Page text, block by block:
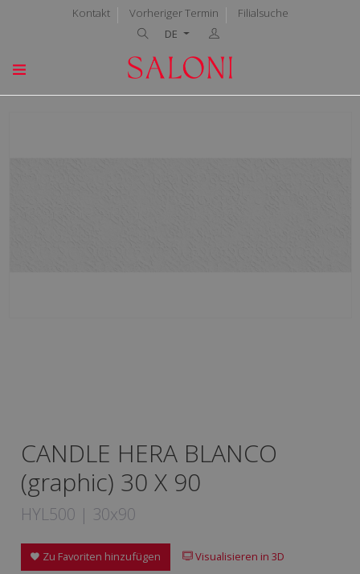
Kontakt Vorheriger Termin
Filialsuche
DE
CANDLE HERA BLANCO
(graphic) 30 X 90
HYL500 | 30x90
Zu Favoriten hinzufügen Visualisieren in 3D